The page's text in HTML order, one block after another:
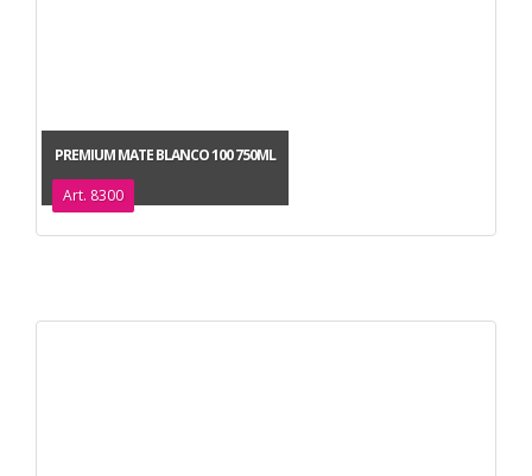
PREMIUM MATE BLANCO 100 750ML
Art. 8300